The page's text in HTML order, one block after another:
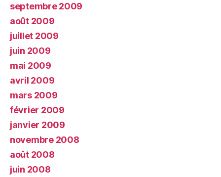
septembre 2009
août 2009
juillet 2009
juin 2009
mai 2009
avril 2009
mars 2009
février 2009
janvier 2009
novembre 2008
août 2008
juin 2008